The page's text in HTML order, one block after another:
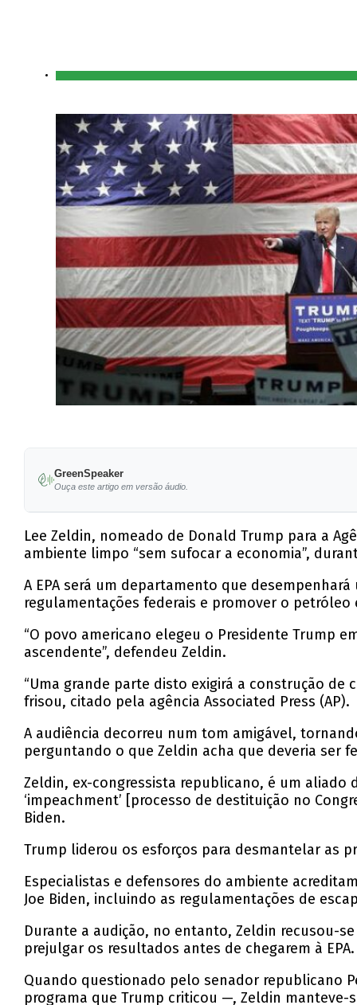
GreenSpeaker
Ouça este artigo em versão áudio.
Lee Zeldin, nomeado de Donald Trump para a
ambiente limpo “sem sufocar a economia”,
A EPA será um departamento que
regulamentações federais e promover o
“O povo americano elegeu o Presidente Trump
ascendente”, defendeu Zeldin.
“Uma grande parte disto exigirá a construção
frisou, citado pela agência Associated Press (AP).
A audiência decorreu num tom amigável,
perguntando o que Zeldin acha que deveria ser
Zeldin, ex-congressista republicano, é um
‘impeachment’ [processo de destituição no
Biden.
Trump liderou os esforços para desmantelar as
Especialistas e defensores do ambiente
Joe Biden, incluindo as regulamentações de
Durante a audição, no entanto, Zeldin recusou-
prejulgar os resultados antes de chegarem à EPA.
Quando questionado pelo senador republicano
programa que Trump criticou —, Zeldin